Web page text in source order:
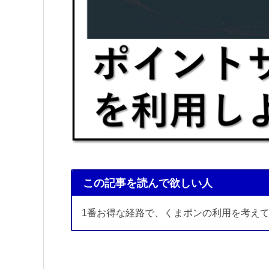
この記事を読んで欲しい人
1番お得な経路で、くまポンの利用を考え